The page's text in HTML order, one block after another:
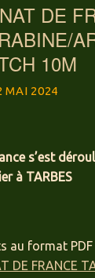
DE
10M
MAI 2024
s’est
à TARBES
au format PDF
DE FRANCE